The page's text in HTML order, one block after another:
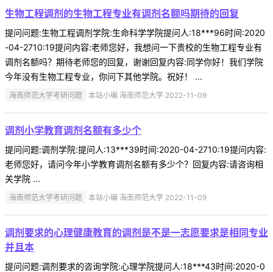
生物工程调剂的生物工程专业有调剂名额吗期待的回复
提问问题:生物工程调剂学院:生命科学学院提问人:18***96时间:2020
-04-2710:19提问内容:老师您好，我想问一下贵校的生物工程专业有
调剂名额吗？期待老师您的回复，谢谢回复内容:同学你好！我们学院
今年没有生物工程专业，你问下其他学院。祝好！ ...
海南师范大学考研问题 本站小编 海南师范大学 2022-11-09
调剂小学教育调剂名额有多少个
提问问题:调剂学院:提问人:13***39时间:2020-04-2710:19提问内容:
老师您好，请问今年小学教育调剂名额有多少个？回复内容:请咨询相
关学院 ...
海南师范大学考研问题 本站小编 海南师范大学 2022-11-09
调剂要求的心理健康教育的调剂是不是一志愿要求是相同专业
并且本
提问问题:调剂要求的咨询学院:心理学院提问人:18***43时间:2020-0